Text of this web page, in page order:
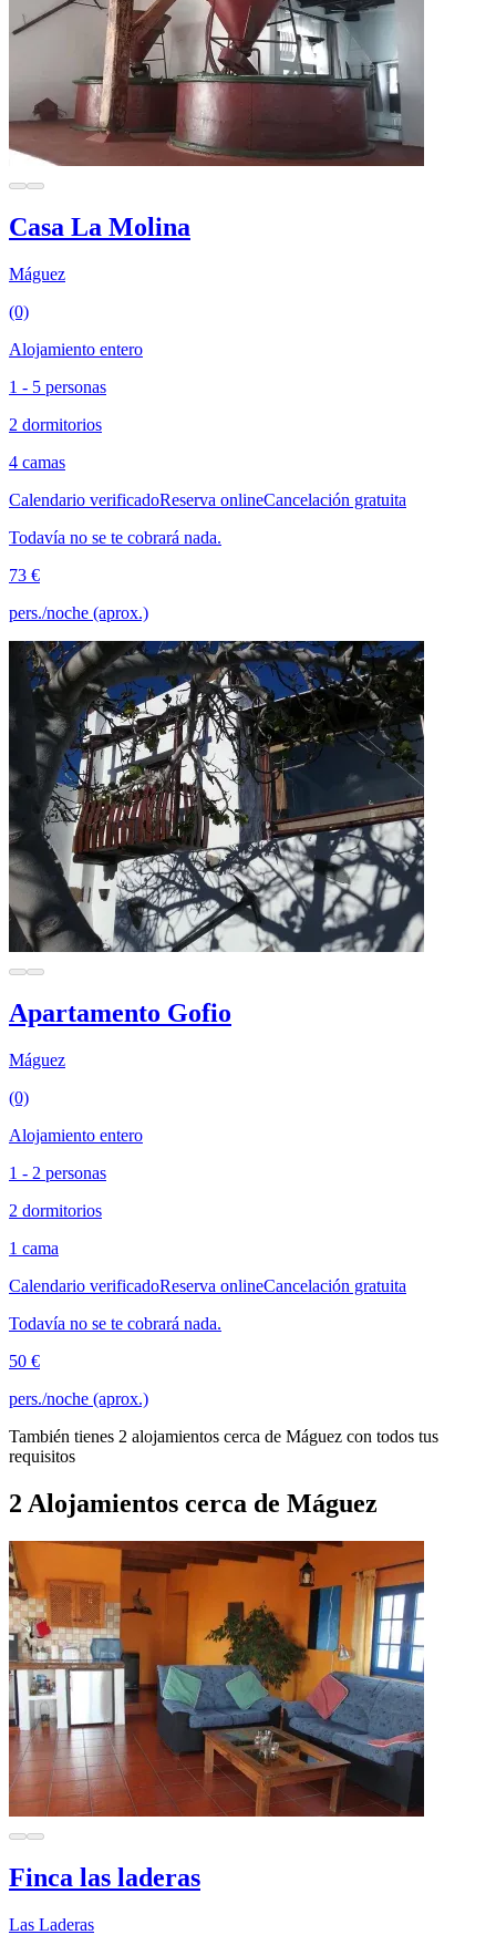
Casa La Molina
Máguez
(0)
Alojamiento entero
1 - 5 personas
2 dormitorios
4 camas
Calendario verificadoReserva onlineCancelación gratuita
Todavía no se te cobrará nada.
73 €
pers./noche (aprox.)
Apartamento Gofio
Máguez
(0)
Alojamiento entero
1 - 2 personas
2 dormitorios
1 cama
Calendario verificadoReserva onlineCancelación gratuita
Todavía no se te cobrará nada.
50 €
pers./noche (aprox.)
También tienes 2 alojamientos cerca de Máguez con todos tus
requisitos
2 Alojamientos cerca de Máguez
Finca las laderas
Las Laderas